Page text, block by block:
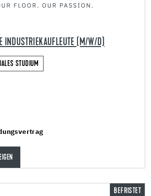
INDUSTRIEKAUFLEUTE (M/W/D)
STUDIUM
BEFRISTET